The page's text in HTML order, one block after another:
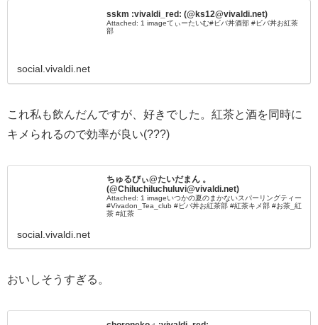
sskm :vivaldi_red: (@ks12@vivaldi.net)
Attached: 1 imageてぃーたいむ#ビバ丼酒部 #ビバ丼お紅茶
部
social.vivaldi.net
これ私も飲んだんですが、好きでした。紅茶と酒を同時に
キメられるので効率が良い(???)
ちゅるびぃ@たいだまん 。
(@Chiluchiluchuluvi@vivaldi.net)
Attached: 1 imageいつかの夏のまかないスパーリングティー
#Vivadon_Tea_club #ビバ丼お紅茶部 #紅茶キメ部 #お茶_紅
茶 #紅茶
social.vivaldi.net
おいしそうすぎる。